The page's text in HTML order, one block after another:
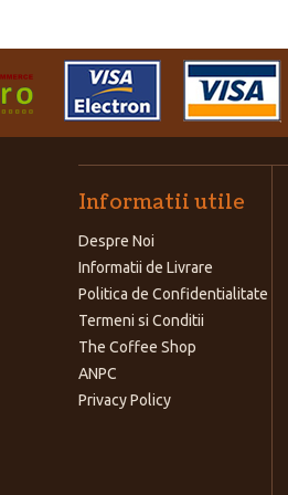
Informatii utile
Despre Noi
Informatii de Livrare
Politica de Confidentialitate
Termeni si Conditii
The Coffee Shop
ANPC
Privacy Policy